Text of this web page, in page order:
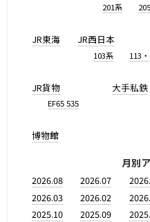
201系
JR東海 JR西日本
103系 113
JR貨物
EF65 535
大手私鉄
博物館
月別
2026.08 2026.07
2026.03
2026.02
2025.10
2025.09